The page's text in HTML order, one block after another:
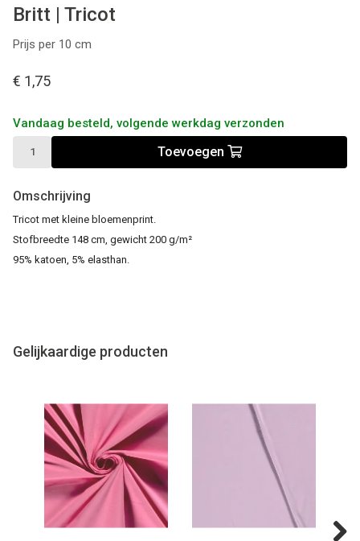
Britt | Tricot
Prijs per 10 cm
€ 1,75
Vandaag besteld, volgende werkdag verzonden
Toevoegen
Omschrijving
Tricot met kleine bloemenprint.
Stofbreedte 148 cm, gewicht 200 g/m²
95% katoen, 5% elasthan.
Gelijkaardige producten